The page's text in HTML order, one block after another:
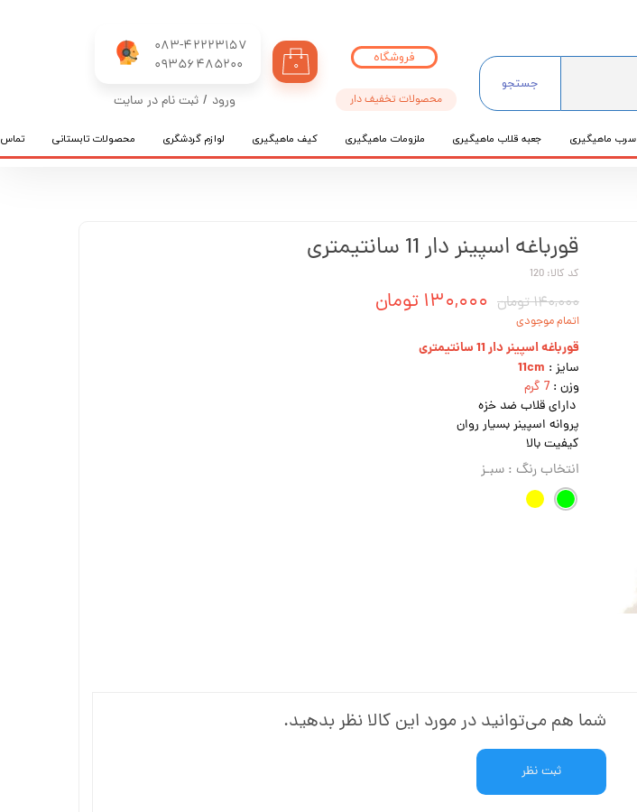
083-42223157
​​​​​​​09356485200
جستجو
۰
ورود / ثبت نام در سایت
تغییر گذر واژه
سرب ماهیگیری جعبه قلاب ماهیگیری ملزومات ماهیگیری کیف ماهیگیری لوازم گردشگری محصولات تابستانی تماس
محصولات تخفیف دار
فروشگاه
قورباغه اسپینر دار 11 سانتیمتری
کد کالا: 120
۱۴۰,۰۰۰ تومان ۱۳۰,۰۰۰ تومان
اتمام موجودی
قورباغه اسپینر دار 11 سانتیمتری
سایز : 11cm
وزن : 7 گرم
دارای قلاب ضد خزه
پروانه اسپینر بسیار روان
کیفیت بالا
انتخاب رنگ : سبـز
شما هم می‌توانید در مورد این کالا نظر بدهید.
ثبت نظر